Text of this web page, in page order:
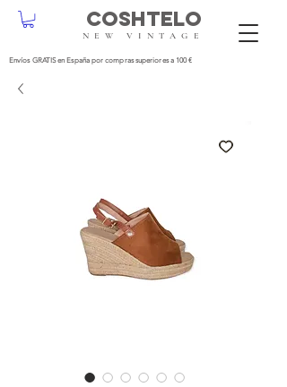
NEW VINTAGE
Envíos GRATIS en España por compras superiores a 100 €
COSHTELO